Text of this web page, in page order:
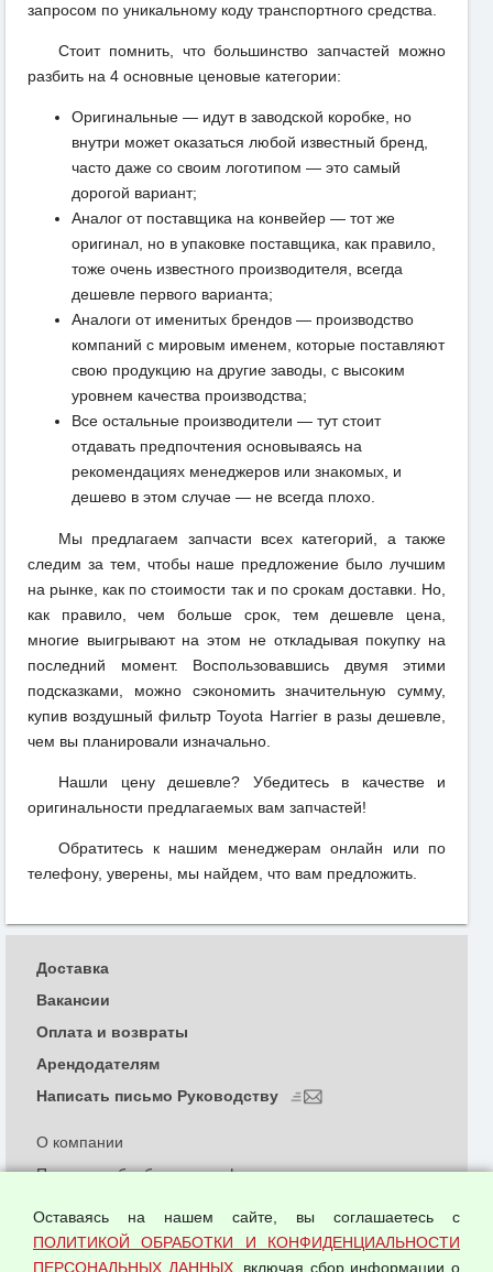
запросом по уникальному коду транспортного средства.
Стоит помнить, что большинство запчастей можно
разбить на 4 основные ценовые категории:
Оригинальные — идут в заводской коробке, но
внутри может оказаться любой известный бренд,
часто даже со своим логотипом — это самый
дорогой вариант;
Аналог от поставщика на конвейер — тот же
оригинал, но в упаковке поставщика, как правило,
тоже очень известного производителя, всегда
дешевле первого варианта;
Аналоги от именитых брендов — производство
компаний с мировым именем, которые поставляют
свою продукцию на другие заводы, с высоким
уровнем качества производства;
Все остальные производители — тут стоит
отдавать предпочтения основываясь на
рекомендациях менеджеров или знакомых, и
дешево в этом случае — не всегда плохо.
Мы предлагаем запчасти всех категорий, а также
следим за тем, чтобы наше предложение было лучшим
на рынке, как по стоимости так и по срокам доставки. Но,
как правило, чем больше срок, тем дешевле цена,
многие выигрывают на этом не откладывая покупку на
последний момент. Воспользовавшись двумя этими
подсказками, можно сэкономить значительную сумму,
купив воздушный фильтр Toyota Harrier в разы дешевле,
чем вы планировали изначально.
Нашли цену дешевле? Убедитесь в качестве и
оригинальности предлагаемых вам запчастей!
Обратитесь к нашим менеджерам онлайн или по
телефону, уверены, мы найдем, что вам предложить.
О компании
Политика обработки и конфиденциальности
Согласием на обработку персональных данных
Оферта оптовой купли-продажи
Доставка
Вакансии
Оплата и возвраты
Арендодателям
Написать письмо Руководству
Оставаясь на нашем сайте, вы соглашаетесь с
ПОЛИТИКОЙ ОБРАБОТКИ И КОНФИДЕНЦИАЛЬНОСТИ
ПЕРСОНАЛЬНЫХ ДАННЫХ, включая сбор информации о